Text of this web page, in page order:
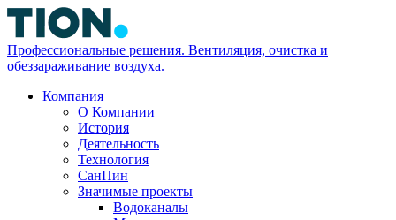
Профессиональные решения. Вентиляция, очистка и
обеззараживание воздуха.
Компания
О Компании
История
Деятельность
Технология
СанПин
Значимые проекты
Водоканалы